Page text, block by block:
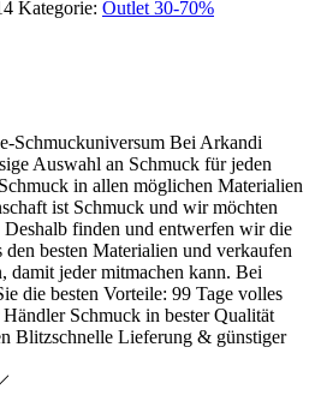
Kategorie: Outlet 30-70%
Schmuckuniversum Bei Arkandi
Auswahl an Schmuck für jeden
in allen möglichen Materialien
ist Schmuck und wir möchten
finden und entwerfen wir die
besten Materialien und verkaufen
damit jeder mitmachen kann. Bei
die besten Vorteile: 99 Tage volles
Schmuck in bester Qualität
Blitzschnelle Lieferung & günstiger